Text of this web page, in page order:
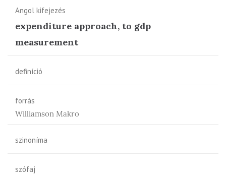
Angol kifejezés
expenditure approach, to gdp
measurement
definíció
forrás
Williamson Makro
szinoníma
szófaj